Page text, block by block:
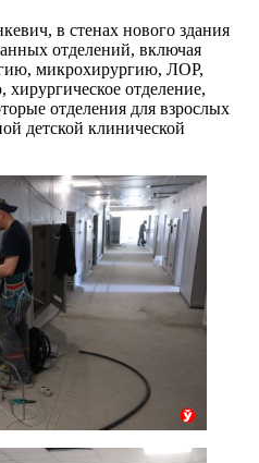
в стенах нового здания
отделений, включая
микрохирургию, ЛОР,
отделение,
отделения для взрослых
детской клинической